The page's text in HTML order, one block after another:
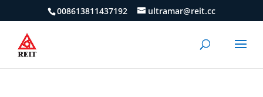
008613811437192 ultramar@reit.cc